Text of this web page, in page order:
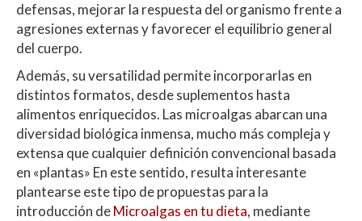
defensas, mejorar la respuesta del organismo frente a
agresiones externas y favorecer el equilibrio general
del cuerpo.
Además, su versatilidad permite incorporarlas en
distintos formatos, desde suplementos hasta
alimentos enriquecidos. Las microalgas abarcan una
diversidad biológica inmensa, mucho más compleja y
extensa que cualquier definición convencional basada
en «plantas» En este sentido, resulta interesante
plantearse este tipo de propuestas para la
introducción deMicroalgas en tu dieta, mediante